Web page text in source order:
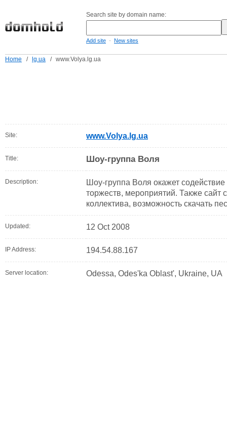
Search site by domain name:
Add site - New sites
Home / lg.ua / www.Volya.lg.ua
Site: www.Volya.lg.ua
Title: Шоу-группа Воля
Description:
Шоу-группа Воля окажет
торжеств, мероприятий. Также
коллектива, возможность скачать
Updated: 12 Oct 2008
IP Address: 194.54.88.167
Server location: Odessa, Odes'ka Oblast', Ukraine, UA